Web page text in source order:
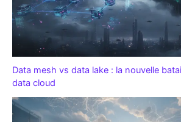
Data mesh vs data lake : la nouvelle
data cloud